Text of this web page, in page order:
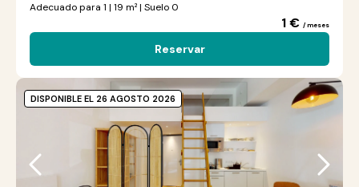
Adecuado para 1 | 19 m² | Suelo 0
1 € / meses
Reservar
DISPONIBLE EL 26 AGOSTO 2026